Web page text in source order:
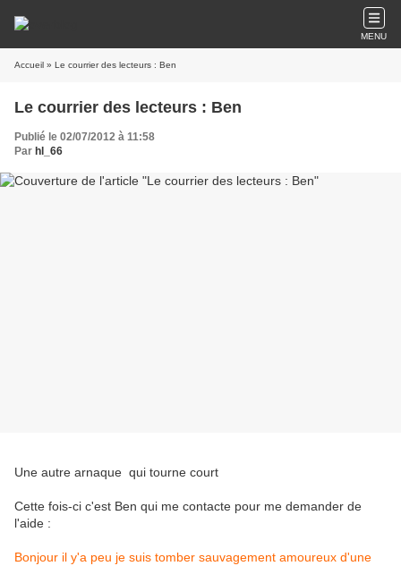
MENU
Accueil » Le courrier des lecteurs : Ben
Le courrier des lecteurs : Ben
Publié le 02/07/2012 à 11:58
Par hl_66
Une autre arnaque qui tourne court
Cette fois-ci c'est Ben qui me contacte pour me demander de
l'aide :
Bonjour il y'a peu je suis tomber sauvagement amoureux d'une